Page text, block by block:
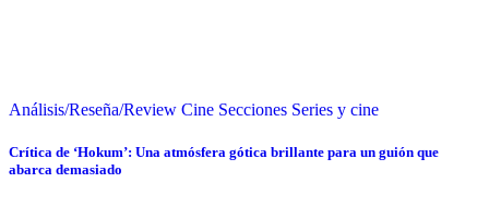
Análisis/Reseña/Review Cine Secciones Series y cine
Crítica de ‘Hokum’: Una atmósfera gótica brillante para un guión que
abarca demasiado